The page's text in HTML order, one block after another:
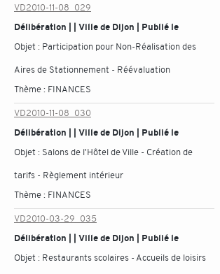
VD2010-11-08_029
Délibération | | Ville de Dijon | Publié le
Objet : Participation pour Non-Réalisation des
Aires de Stationnement - Réévaluation
Thème : FINANCES
VD2010-11-08_030
Délibération | | Ville de Dijon | Publié le
Objet : Salons de l'Hôtel de Ville - Création de
tarifs - Règlement intérieur
Thème : FINANCES
VD2010-03-29_035
Délibération | | Ville de Dijon | Publié le
Objet : Restaurants scolaires - Accueils de loisirs